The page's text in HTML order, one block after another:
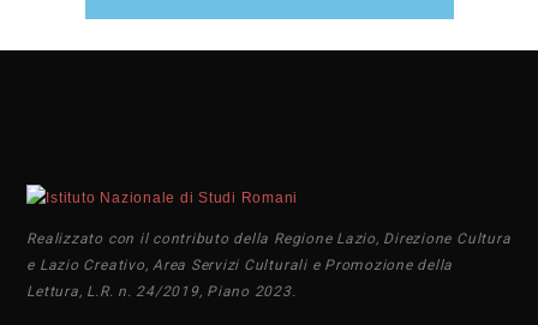
Realizzato con il contributo della Regione Lazio, Direzione Cultura
e Lazio Creativo, Area Servizi Culturali e Promozione della
Lettura, L.R. n. 24/2019, Piano 2023.